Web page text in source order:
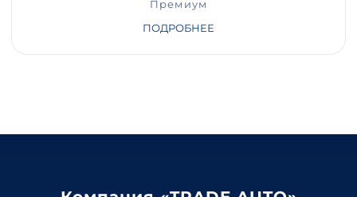
Премиум
ПОДРОБНЕЕ